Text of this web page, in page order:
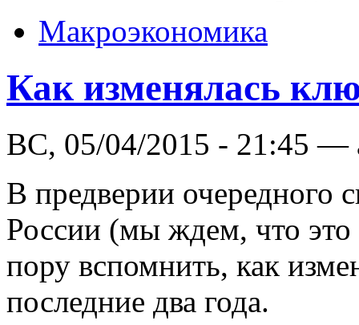
Макроэкономика
Как изменялась
ВС, 05/04/2015 - 21:45 —
В предверии очередного
России (мы ждем, что это
пору вспомнить, как
последние два года.